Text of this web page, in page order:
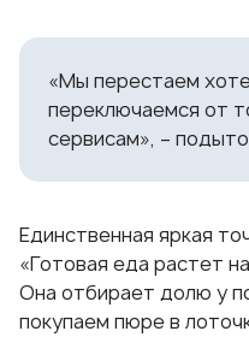
«Мы перестаем
переключаемся от
сервисам», –
Единственная яркая
«Готовая еда растет
Она отбирает долю у
покупаем пюре в